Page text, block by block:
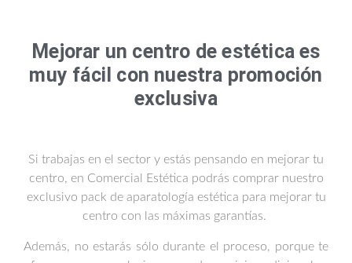
Mejorar un centro de estética es
muy fácil con nuestra promoción
exclusiva
Si trabajas en el sector y estás pensando en mejorar tu
centro, en Comercial Estética podrás comprar nuestro
exclusivo pack de aparatología estética para mejorar tu
centro con las máximas garantías.
Además, no estarás sólo durante el proceso, porque te